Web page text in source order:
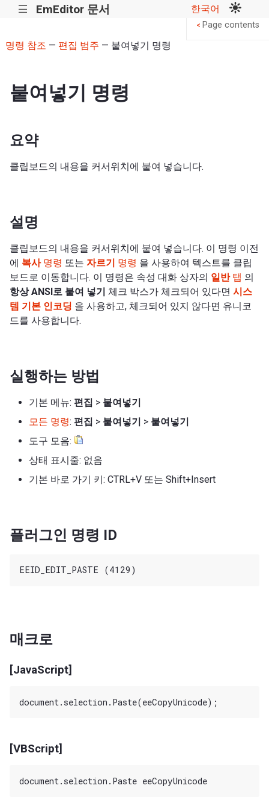
||| EmEditor 문서 한국어
명령 참조 — 편집 범주 — 붙여넣기 명령
붙여넣기 명령
요약
클립보드의 내용을 커서위치에 붙여 넣습니다.
설명
클립보드의 내용을 커서위치에 붙여 넣습니다. 이 명령 이전
에 복사명령 또는 자르기 명령 을 사용하여 텍스트를 클립
보드로 이동합니다. 이 명령은 속성 대화 상자의 일반탭 의
항상 ANSI로 붙여 넣기 체크 박스가 체크되어 있다면 시스
템 기본 인코딩 을 사용하고, 체크되어 있지 않다면 유니코
드를 사용합니다.
실행하는 방법
기본 메뉴: 편집 > 붙여넣기
모든 명령: 편집 > 붙여넣기 > 붙여넣기
도구 모음:
상태 표시줄: 없음
기본 바로 가기 키: CTRL+V 또는 Shift+Insert
플러그인 명령 ID
매크로
[JavaScript]
[VBScript]
< Page contents